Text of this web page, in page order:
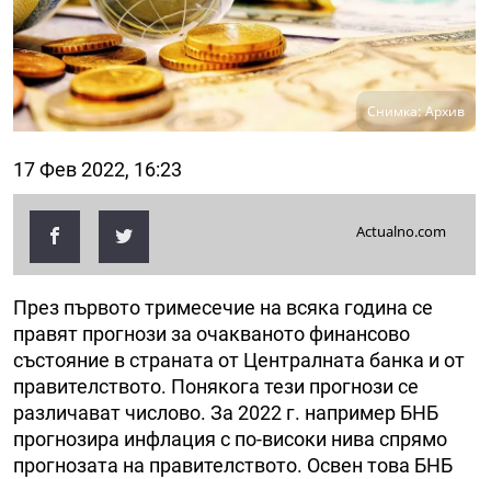
Снимка: Архив
17 Фев 2022, 16:23
Actualno.com
През първото тримесечие на всяка година се
правят прогнози за очакваното финансово
състояние в страната от Централната банка и от
правителството. Понякога тези прогнози се
различават числово. За 2022 г. например БНБ
прогнозира инфлация с по-високи нива спрямо
прогнозата на правителството. Освен това БНБ